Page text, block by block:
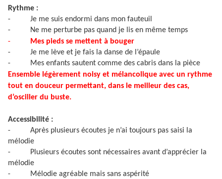
Rythme :
-
Je me suis endormi dans mon fauteuil
-
Ne me perturbe pas quand je lis en même temps
-
Mes pieds se mettent à bouger
-
Je me lève et je fais la danse de l’épaule
-
Mes enfants sautent comme des cabris dans la pièce
Ensemble légèrement noisy et mélancolique avec un rythme
tout en douceur permettant, dans le meilleur des cas,
d’osciller du buste.
Accessibilité :
-
Après plusieurs écoutes je n’ai toujours pas saisi la
mélodie
-
Plusieurs écoutes sont nécessaires avant d’apprécier la
mélodie
-
Mélodie agréable mais sans aspérité